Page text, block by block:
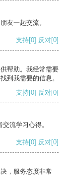
友一起交流。
支持[0] 反对[0]
帮助。我经常需要
到我需要的信息。
支持[0] 反对[0]
流学习心得。
支持[0] 反对[0]
，服务态度非常